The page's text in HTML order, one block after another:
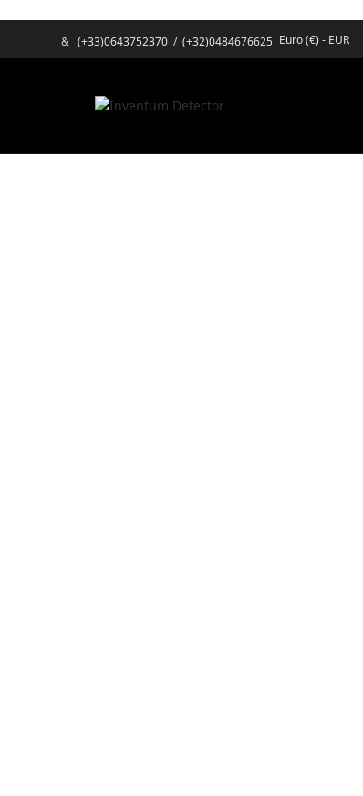
& (+33)0643752370/ (+32)0484676625 Euro (€) - EUR